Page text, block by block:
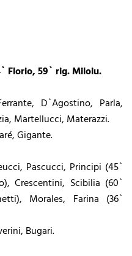
Florio, 59` rig. Miloiu.
D`Agostino, Parla,
Martellucci, Materazzi.
Gigante.
Pascucci, Principi (45`
Crescentini, Scibilia (60`
Morales, Farina (36`
Bugari.